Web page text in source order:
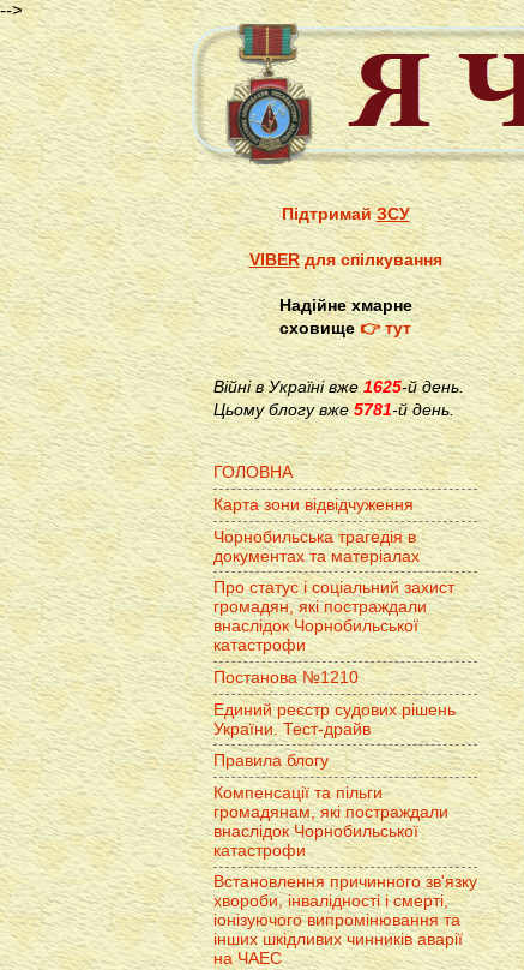
-->
ПідтримайЗСУ
VIBERдля спілкування
Надійне хмарне
сховище👉 тут
Війні в Україні вже1625-й день.
Цьому блогу вже 5781-й день.
ГОЛОВНА
Карта зони відвідчуження
Чорнобильська трагедія в
документах та матеріалах
Про статус і соціальний захист
громадян, які постраждали
внаслідок Чорнобильської
катастрофи
Постанова №1210
Единий реєстр судових рішень
України. Тест-драйв
Правила блогу
Компенсації та пільги
громадянам, які постраждали
внаслідок Чорнобильської
катастрофи
Встановлення причинного зв'язку
хвороби, інвалідності і смерті,
іонізуючого випромінювання та
інших шкідливих чинників аварії
на ЧАЕС